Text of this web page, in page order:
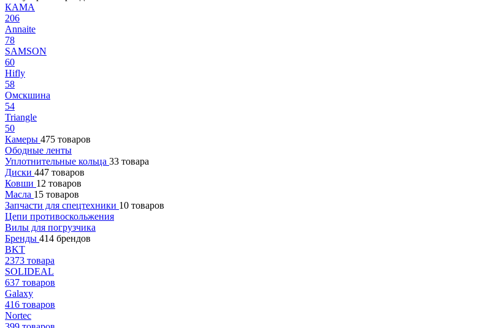
КАМА
206
Annaite
78
SAMSON
60
Hifly
58
Омскшина
54
Triangle
50
Камеры 475 товаров
Ободные ленты
Уплотнительные кольца 33 товара
Диски 447 товаров
Ковши 12 товаров
Масла 15 товаров
Запчасти для спецтехники 10 товаров
Цепи противоскольжения
Вилы для погрузчика
Бренды 414 брендов
BKT
2373 товара
SOLIDEAL
637 товаров
Galaxy
416 товаров
Nortec